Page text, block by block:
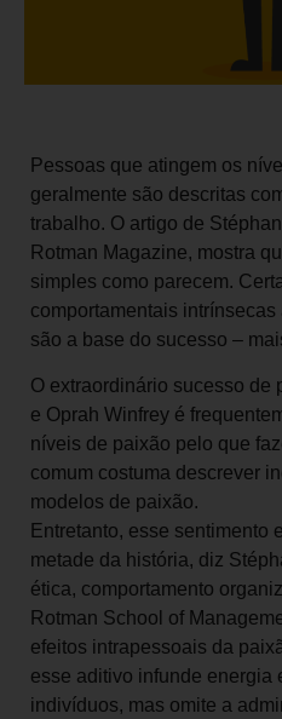
Pessoas que atingem os
geralmente são descritas
trabalho. O artigo de
Rotman Magazine, mostra
simples como parecem.
comportamentais
são a base do sucesso –
O extraordinário sucesso de
e Oprah Winfrey é
níveis de paixão pelo que
comum costuma descrever
modelos de paixão.
Entretanto, esse sentimento
metade da história, diz
ética, comportamento
Rotman School of
efeitos intrapessoais da
esse aditivo infunde energia
indivíduos, mas omite a